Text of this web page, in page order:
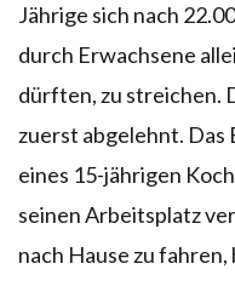
Jährige sich nach
durch Erwachsene
dürften, zu streichen.
zuerst abgelehnt. Das
eines 15-jährigen
seinen Arbeitsplatz
nach Hause zu